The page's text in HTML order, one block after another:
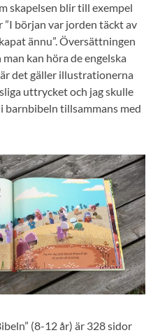
skapelsen blir till exempel
början var jorden täckt av
ännu”. Översättningen
kan höra de engelska
det gäller illustrationerna
uttrycket och jag skulle
barnbibeln tillsammans med
(8-12 år) är 328 sidor